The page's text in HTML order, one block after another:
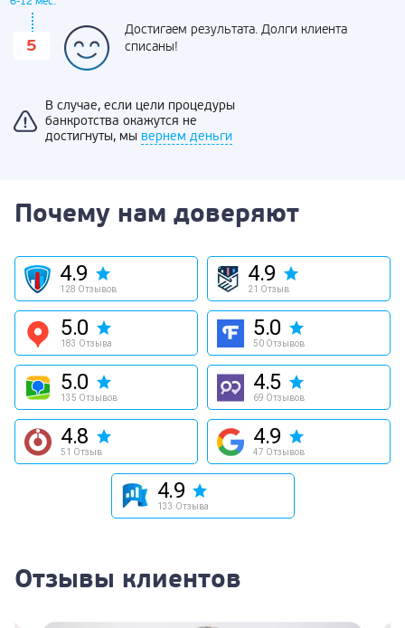
Достигаем результата. Долги клиента
списаны!
В случае, если цели процедуры
банкротства окажутся не
достигнуты, мы вернем деньги
Почему нам доверяют
4.9
128 Отзывов
4.9
21 Отзыв
5.0
183 Отзыва
5.0
50 Отзывов
5.0
135 Отзывов
4.5
69 Отзывов
4.8
51 Отзыв
4.9
47 Отзывов
4.9
133 Отзыва
Отзывы клиентов